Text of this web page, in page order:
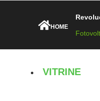
HOME
VITRINE